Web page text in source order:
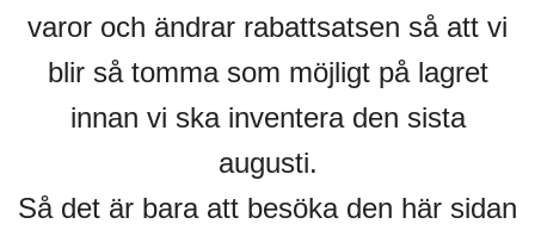
varor och ändrar rabattsatsen så att vi
blir så tomma som möjligt på lagret
innan vi ska inventera den sista
augusti.
Så det är bara att besöka den här sidan